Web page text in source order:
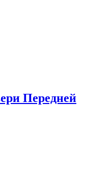
Передней